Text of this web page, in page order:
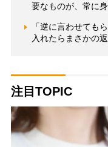
要なものが、常に
「逆に言わせても
入れたらまさかの
注目TOPIC